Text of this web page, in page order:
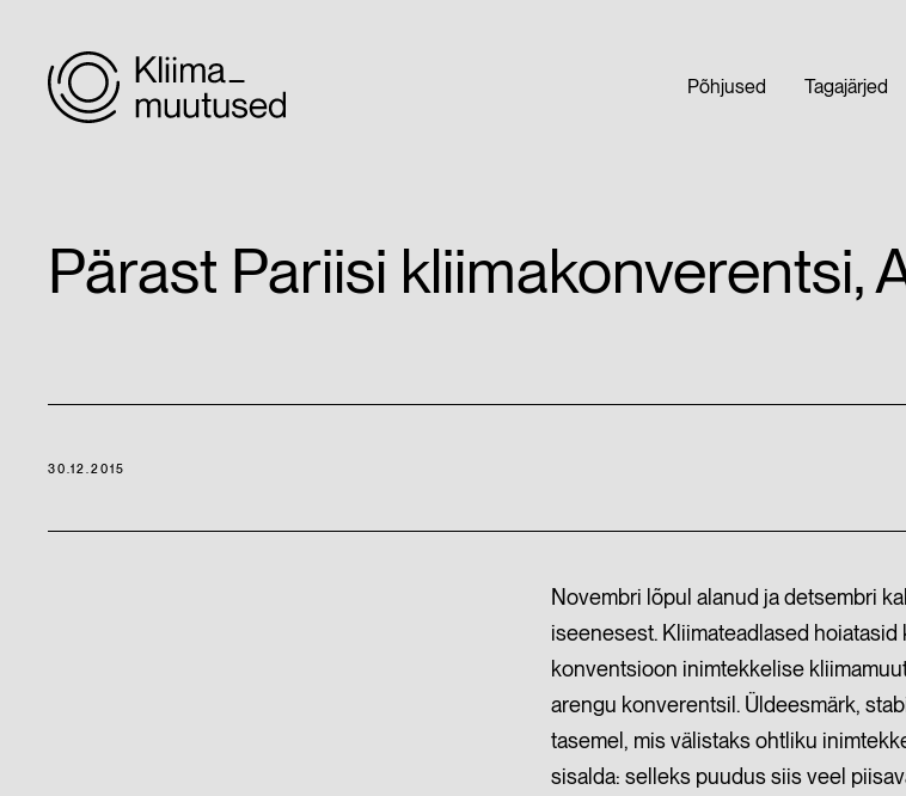
Põhjused Tagajärjed
Pärast Pariisi kliimakonverentsi,
30.12.2015
Novembri lõpul alanud ja detsembri
iseenesest. Kliimateadlased
konventsioon inimtekkelise
arengu konverentsil. Üldeesmärk,
tasemel, mis välistaks ohtliku
sisalda: selleks puudus siis veel